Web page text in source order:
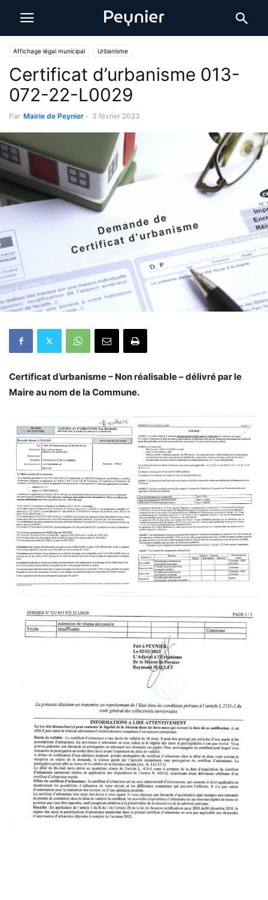
Affichage légal municipal Urbanisme
Certificat d’urbanisme 013-
072-22-L0029
Par Mairie de Peynier - 3 février 2023
Certificat d’urbanisme – Non réalisable – délivré par le
Maire au nom de la Commune.